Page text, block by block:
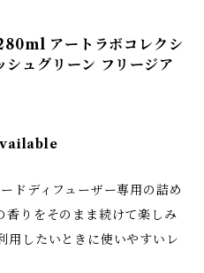
アートラボコレクシ
シュグリーン フリージア
ディフューザー専用の詰め
香りをそのまま続けて楽しみ
用したいときに使いやすいレ